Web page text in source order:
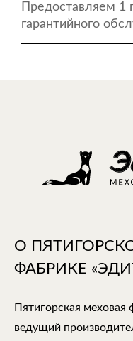
Предоставляем 1
гарантийного
О
ФАБРИКЕ
Пятигорская меховая
ведущий